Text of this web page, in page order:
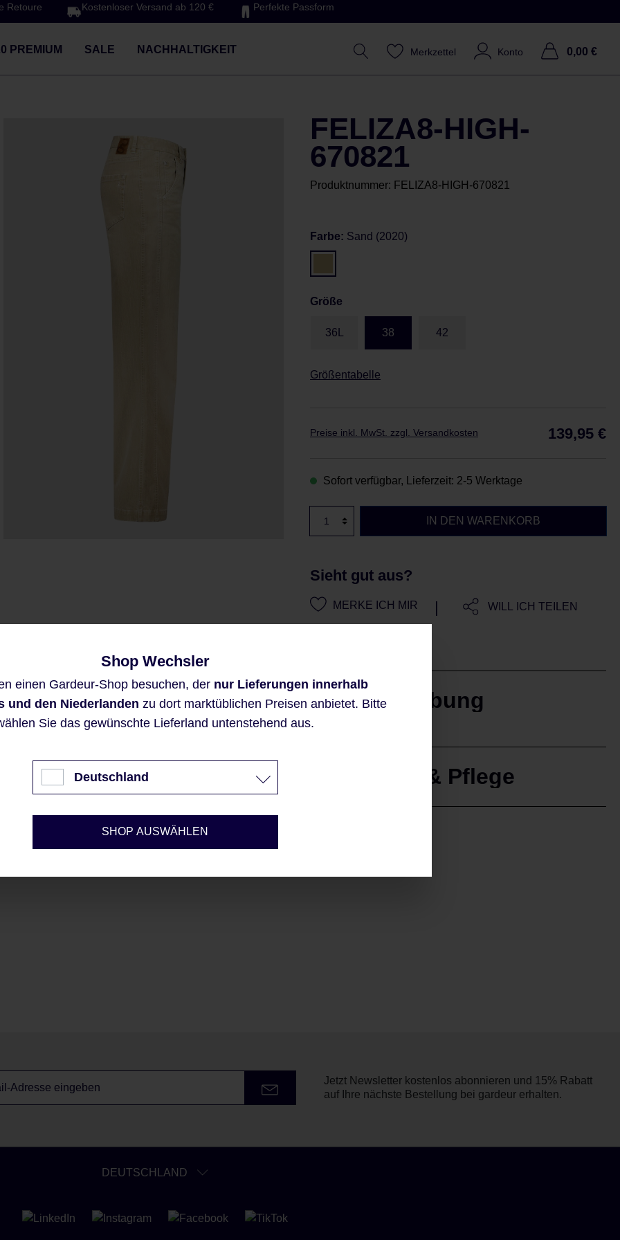
Retoure Kostenloser Versand ab 120 € Perfekte Passform
PREMIUM SALE NACHHALTIGKEIT Merkzettel Konto 0,00 €
FELIZA8-HIGH-
670821
Produktnummer: FELIZA8-HIGH-670821
Farbe: Sand (2020)
Größe
36L 38 42
Größentabelle
Preise inkl. MwSt. zzgl. Versandkosten 139,95 €
Sofort verfügbar, Lieferzeit: 2-5 Werktage
IN DEN WARENKORB
Sieht gut aus?
MERKE ICH MIR | WILL ICH TEILEN
Beschreibung
Material & Pflege
Jetzt Newsletter kostenlos abonnieren und 15% Rabatt
auf Ihre nächste Bestellung bei gardeur erhalten.
DEUTSCHLAND
Shop Wechsler
einen Gardeur-Shop besuchen, der nur Lieferungen innerhalb
und den Niederlanden zu dort marktüblichen Preisen anbietet. Bitte
Sie das gewünschte Lieferland untenstehend aus.
Deutschland
SHOP AUSWÄHLEN
Diese Website verwendet Cookies,
um eine bestmögliche Erfahrung
bieten zu können.
Konfigurieren